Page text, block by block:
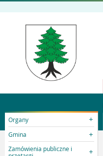
Organy
Gmina
Zamówienia publiczne i